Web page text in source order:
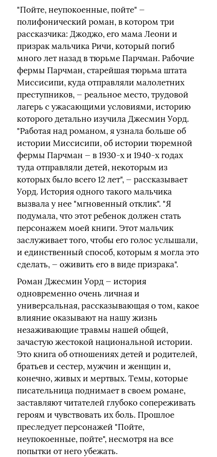
"Пойте, неупокоенные, пойте" —
полифонический роман, в котором три
рассказчика: Джоджо, его мама Леони и
призрак мальчика Ричи, который погиб
много лет назад в тюрьме Парчман. Рабочие
фермы Парчман, старейшая тюрьма штата
Миссисипи, куда отправляли малолетних
преступников, — реальное место, трудовой
лагерь с ужасающими условиями, историю
которого детально изучила Джесмин Уорд.
"Работая над романом, я узнала больше об
истории Миссисипи, об истории тюремной
фермы Парчман — в 1930-х и 1940-х годах
туда отправляли детей, некоторым из
которых было всего 12 лет", — рассказывает
Уорд. История одного такого мальчика
вызвала у нее "мгновенный отклик". "Я
подумала, что этот ребенок должен стать
персонажем моей книги. Этот мальчик
заслуживает того, чтобы его голос услышали,
и единственный способ, которым я могла это
сделать, — оживить его в виде призрака".
Роман Джесмин Уорд — история
одновременно очень личная и
универсальная, рассказывающая о том, какое
влияние оказывают на нашу жизнь
незаживающие травмы нашей общей,
зачастую жестокой национальной истории.
Это книга об отношениях детей и родителей,
братьев и сестер, мужчин и женщин и,
конечно, живых и мертвых. Темы, которые
писательница поднимает в своем романе,
заставляют читателей глубоко сопереживать
героям и чувствовать их боль. Прошлое
преследует персонажей "Пойте,
неупокоенные, пойте", несмотря на все
попытки от него убежать.